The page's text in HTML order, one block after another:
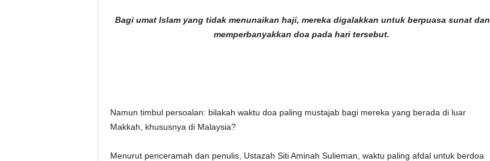
Bagi umat Islam yang tidak menunaikan haji, mereka digalakkan untuk berpuasa sunat dan
memperbanyakkan doa pada hari tersebut.
Namun timbul persoalan: bilakah waktu doa paling mustajab bagi mereka yang berada di luar
Makkah, khususnya di Malaysia?
Menurut penceramah dan penulis, Ustazah Siti Aminah Sulieman, waktu paling afdal untuk berdoa